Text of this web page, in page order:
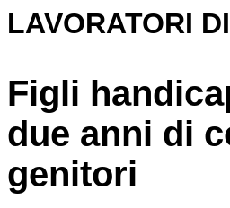
LAVORATORI
Figli
due anni di
genitori